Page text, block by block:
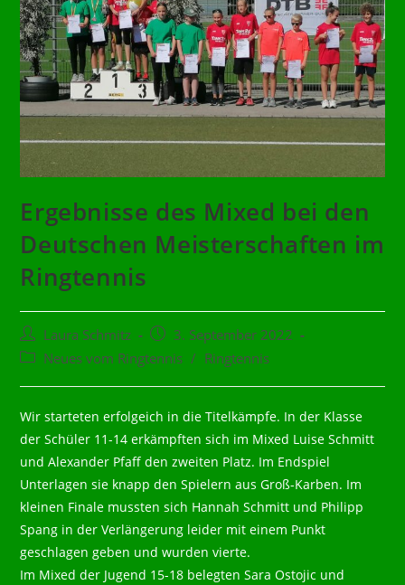
Ergebnisse des Mixed bei den
Deutschen Meisterschaften im
Ringtennis
Beitrags-
Autor:
Laura Schmitz
Beitrag
veröffentlicht:
3. September 2022
Beitrags-
Neues vom Ringtennis / Ringtennis
Wir starteten erfolgeich in die Titelkämpfe. In der Klasse
der Schüler 11-14 erkämpften sich im Mixed Luise Schmitt
und Alexander Pfaff den zweiten Platz. Im Endspiel
Unterlagen sie knapp den Spielern aus Groß-Karben. Im
kleinen Finale mussten sich Hannah Schmitt und Philipp
Spang in der Verlängerung leider mit einem Punkt
geschlagen geben und wurden vierte.
Im Mixed der Jugend 15-18 belegten Sara Ostojic und